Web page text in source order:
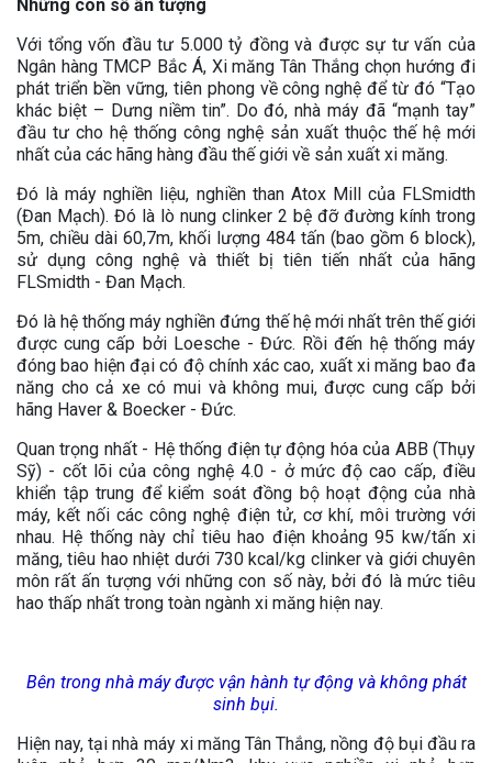
Những con số ấn tượng
Với tổng vốn đầu tư 5.000 tỷ đồng và được sự tư vấn của
Ngân hàng TMCP Bắc Á, Xi măng Tân Thắng chọn hướng đi
phát triển bền vững, tiên phong về công nghệ để từ đó “Tạo
khác biệt – Dưng niềm tin”. Do đó, nhà máy đã “mạnh tay”
đầu tư cho hệ thống công nghệ sản xuất thuộc thế hệ mới
nhất của các hãng hàng đầu thế giới về sản xuất xi măng.
Đó là máy nghiền liệu, nghiền than Atox Mill của FLSmidth
(Đan Mạch). Đó là lò nung clinker 2 bệ đỡ đường kính trong
5m, chiều dài 60,7m, khối lượng 484 tấn (bao gồm 6 block),
sử dụng công nghệ và thiết bị tiên tiến nhất của hãng
FLSmidth - Đan Mạch.
Đó là hệ thống máy nghiền đứng thế hệ mới nhất trên thế giới
được cung cấp bởi Loesche - Đức. Rồi đến hệ thống máy
đóng bao hiện đại có độ chính xác cao, xuất xi măng bao đa
năng cho cả xe có mui và không mui, được cung cấp bởi
hãng Haver & Boecker - Đức.
Quan trọng nhất - Hệ thống điện tự động hóa của ABB (Thụy
Sỹ) - cốt lõi của công nghệ 4.0 - ở mức độ cao cấp, điều
khiển tập trung để kiểm soát đồng bộ hoạt động của nhà
máy, kết nối các công nghệ điện tử, cơ khí, môi trường với
nhau. Hệ thống này chỉ tiêu hao điện khoảng 95 kw/tấn xi
măng, tiêu hao nhiệt dưới 730 kcal/kg clinker và giới chuyên
môn rất ấn tượng với những con số này, bởi đó là mức tiêu
hao thấp nhất trong toàn ngành xi măng hiện nay.
Bên trong nhà máy được vận hành tự động và không phát
sinh bụi.
Hiện nay, tại nhà máy xi măng Tân Thắng, nồng độ bụi đầu ra